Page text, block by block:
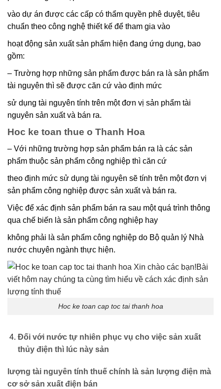
vào dự án được các cấp có thẩm quyền phê duyệt, tiêu
chuẩn theo công nghệ thiết kế để tham gia vào
hoạt động sản xuất sản phẩm hiện đang ứng dụng, bao
gồm:
– Trường hợp những sản phẩm được bán ra là sản phẩm
tài nguyên thì sẽ được căn cứ vào định mức
sử dụng tài nguyên tính trên một đơn vị sản phẩm tài
nguyên sản xuất và bán ra.
Hoc ke toan thue o Thanh Hoa
– Với những trường hợp sản phẩm bán ra là các sản
phẩm thuộc sản phẩm công nghiệp thì căn cứ
theo định mức sử dụng tài nguyên sẽ tính trên một đơn vị
sản phẩm công nghiệp được sản xuất và bán ra.
Việc để xác định sản phẩm bán ra sau một quá trình thông
qua chế biến là sản phẩm công nghiệp hay
không phải là sản phẩm công nghiệp do Bộ quản lý Nhà
nước chuyên ngành thực hiện.
Hoc ke toan cap toc tai thanh hoa
Đối với nước tự nhiên phục vụ cho việc sản xuất
thủy điện thì lúc này sản
lượng tài nguyên tính thuế chính là sản lượng điện mà
cơ sở sản xuất điện bán